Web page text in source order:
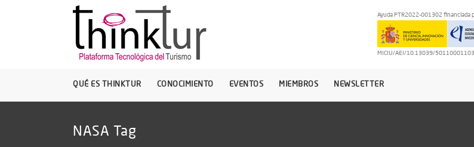
Ayuda PTR2022-001302 financiada
MICIU/AEI/10.13039/
QUÉ ES THINKTUR CONOCIMIENTO EVENTOS MIEMBROS NEWSLETTER
NASA Tag